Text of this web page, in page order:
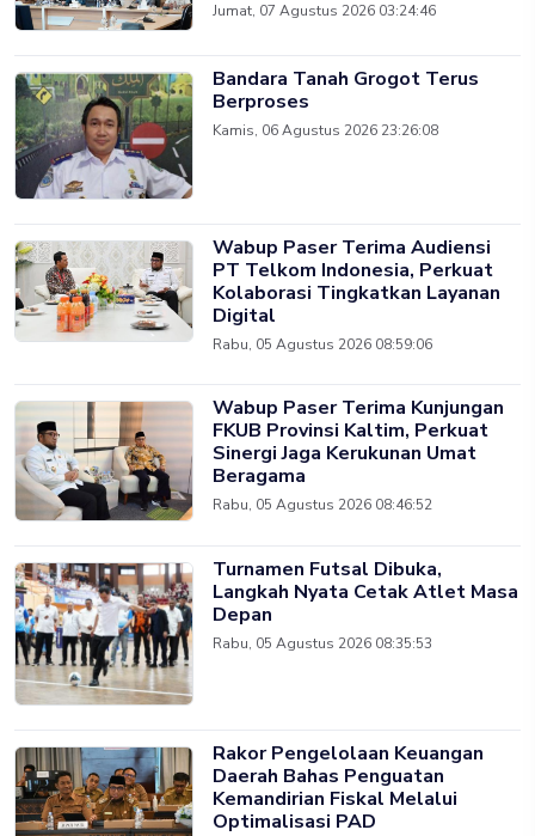
Jumat, 07 Agustus 2026 03:24:46
Bandara Tanah Grogot Terus
Berproses
Kamis, 06 Agustus 2026 23:26:08
Wabup Paser Terima Audiensi
PT Telkom Indonesia, Perkuat
Kolaborasi Tingkatkan Layanan
Digital
Rabu, 05 Agustus 2026 08:59:06
Wabup Paser Terima Kunjungan
FKUB Provinsi Kaltim, Perkuat
Sinergi Jaga Kerukunan Umat
Beragama
Rabu, 05 Agustus 2026 08:46:52
Turnamen Futsal Dibuka,
Langkah Nyata Cetak Atlet Masa
Depan
Rabu, 05 Agustus 2026 08:35:53
Rakor Pengelolaan Keuangan
Daerah Bahas Penguatan
Kemandirian Fiskal Melalui
Optimalisasi PAD